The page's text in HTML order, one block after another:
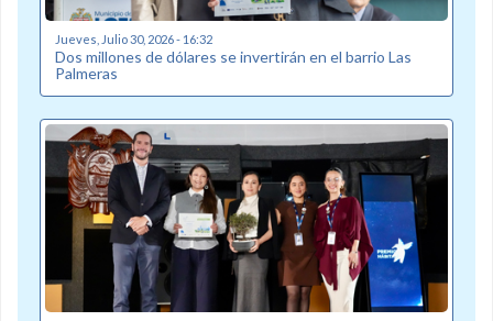
Jueves, Julio 30, 2026 - 16:32
Dos millones de dólares se invertirán en el barrio Las
Palmeras